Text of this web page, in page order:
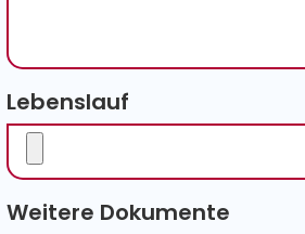
Lebenslauf
Weitere Dokumente